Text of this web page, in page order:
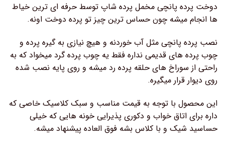
دوخت پرده پانچی مخمل پرده شاپ توسط حرفه ای ترین خیاط
ها انجام میشه چون حساس ترین چیز تو پرده دوخت اونه.
نصب پرده پانچی مثل آب خوردنه و هیچ نیازی به گیره پرده و
چوب پرده های قدیمی نداره فقط یه چوب پرده گرد میخواد که به
راحتی از سوراخ های حلقه پرده رد میشه و روی پایه نصب شده
روی دیوار قرار میگیره.
این محصول با توجه به قیمت مناسب و سبک کلاسیک خاصی که
داره برای اتاق خواب و دکوری پذیرایی خونه هایی که خیلی
حساسید شیک و با کلاس بشه فوق العاده پیشنهاد میشه.